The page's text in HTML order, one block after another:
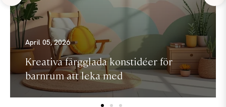
April 05, 2026
Kreativa färgglada konstidéer för
barnrum att leka med